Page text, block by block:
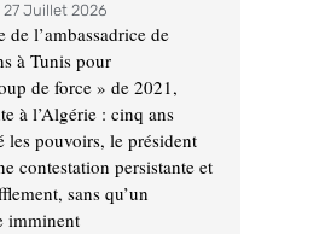
27 Juillet 2026
l’ambassadrice de
à Tunis pour
de force » de 2021,
à l’Algérie : cinq ans
les pouvoirs, le président
contestation persistante et
sans qu’un
imminent